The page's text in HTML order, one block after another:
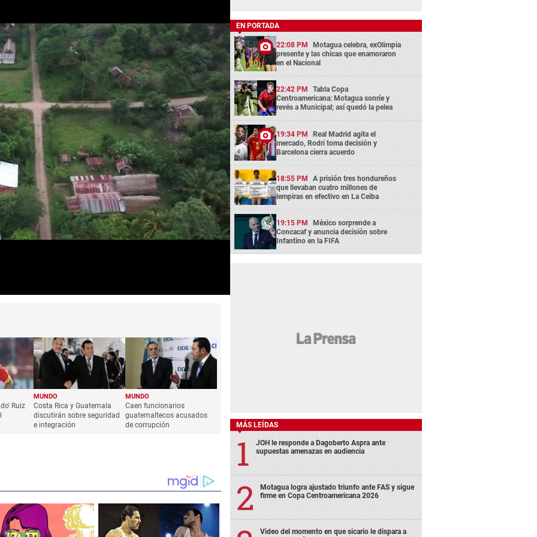
Ruiz
MUNDO
Costa Rica y Guatemala
discutirán sobre seguridad
e integración
MUNDO
Caen funcionarios
guatemaltecos acusados
de corrupción
EN PORTADA
22:08 PM Motagua celebra, exOlimpia
presente y las chicas que enamoraron
en el Nacional
22:42 PM Tabla Copa
Centroamericana: Motagua sonríe y
revés a Municipal; así quedó la pelea
19:34 PM Real Madrid agita el
mercado, Rodri toma decisión y
Barcelona cierra acuerdo
18:55 PM A prisión tres hondureños
que llevaban cuatro millones de
lempiras en efectivo en La Ceiba
19:15 PM México sorprende a
Concacaf y anuncia decisión sobre
Infantino en la FIFA
MÁS LEÍDAS
JOH le responde a Dagoberto Aspra ante
supuestas amenazas en audiencia
Motagua logra ajustado triunfo ante FAS y sigue
firme en Copa Centroamericana 2026
Video del momento en que sicario le dispara a